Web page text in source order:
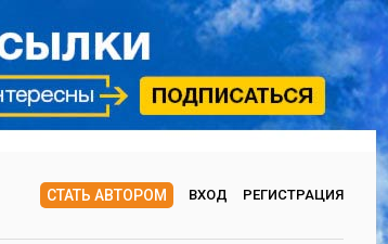
СТАТЬ АВТОРОМ ВХОД РЕГИСТРАЦИЯ